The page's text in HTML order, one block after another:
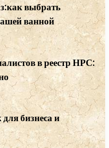
выбрать
ванной
в реестр НРС:
бизнеса и